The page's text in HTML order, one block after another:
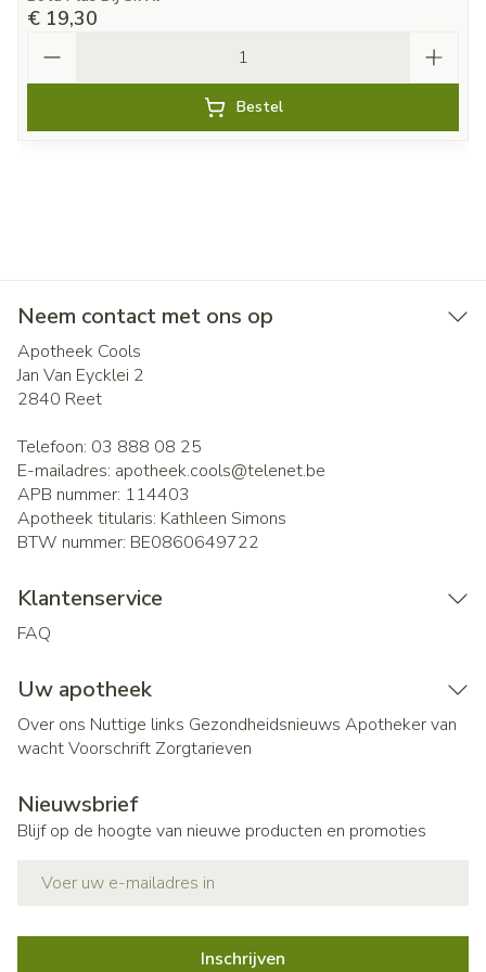
€ 19,30
Bestel
Neem contact met ons op
Apotheek Cools
Jan Van Eycklei 2
2840 Reet
Telefoon: 03 888 08 25
E-mailadres: apotheek.cools@telenet.be
APB nummer: 114403
Apotheek titularis: Kathleen Simons
BTW nummer: BE0860649722
Klantenservice
FAQ
Uw apotheek
Over ons Nuttige links Gezondheidsnieuws Apotheker van
wachtVoorschrift Zorgtarieven
Nieuwsbrief
Blijf op de hoogte van nieuwe producten en promoties
Inschrijven